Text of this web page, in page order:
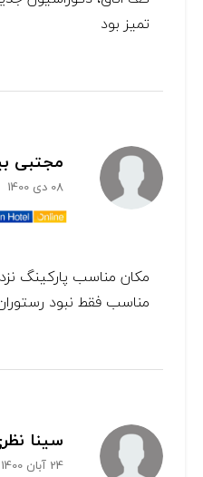
تمیز بود
مجتبی
08 دی 1400
مکان مناسب پارکینگ
مناسب فقط نبود
سینا
24 آبان 1400